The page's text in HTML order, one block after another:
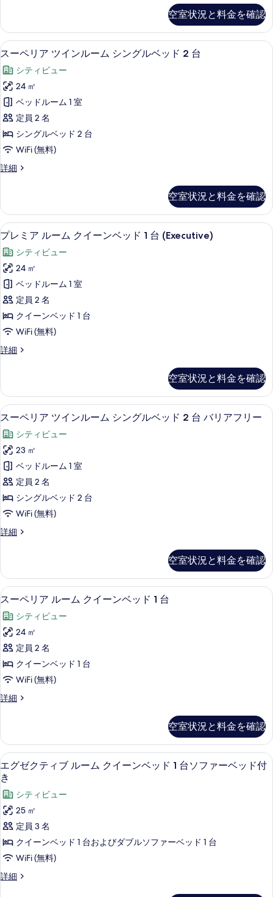
ク
イ
ー
ン
ベ
ッ
ド
1
台
の
て
の
写
真
を
表
示
す
る
テ
ィ
ブ
ー
ム
ク
イ
ー
ン
ベ
ッ
ド
1
詳
細
空室状況と料金を確認
ス
ー
ペ
リ
ア
ツ
イ
ル
ム
シ
ン
グ
ル
ベ
ッ
ド
2
台
べ
て
の
写
真
を
表
示
す
る
スーペリア ツインルーム シングル
7
スーペリア ツインルーム シングルベッド 2 台
シティビュー
24 ㎡
ベッドルーム 1 室
定員 2 名
シングルベッド 2 台
WiFi (無料)
詳細
ス
ア
ツ
イ
ル
ー
ム
シ
ン
グ
ル
ベ
ッ
ド
の
詳
細
空室状況と料金を確認
プ
レ
ミ
ア
ル
ー
ム
イ
ン
ベ
ッ
ド
1
台
(Executive)
の
す
べ
写
真
を
表
示
す
る
プレミア ルーム クイーンベッド 1
7
プレミア ルーム クイーンベッド 1 台 (Executive)
シティビュー
24 ㎡
ベッドルーム 1 室
定員 2 名
クイーンベッド 1 台
WiFi (無料)
詳細
プ
ル
ー
ム
イ
ー
ン
ベ
ッ
ド
台
(Executive)
の
空室状況と料金を確認
ス
ー
ペ
リ
ア
ツ
イ
ル
ム
シ
ン
グ
ル
ベ
ッ
ド
2
リ
ア
フ
リ
ー
の
す
べ
て
スーペリア ツインルーム シングル
8
スーペリア ツインルーム シングルベッド 2 台 バリアフリー
シティビュー
23 ㎡
ベッドルーム 1 室
定員 2 名
シングルベッド 2 台
WiFi (無料)
詳細
ス
ア
ツ
イ
ル
ー
ム
シ
ン
グ
ル
ベ
台
バ
リ
ア
フ
リ
ー
の
詳
細
空室状況と料金を確認
ス
ー
ペ
リ
ア
ル
ム
イ
ー
ン
ベ
ッ
ド
1
台
の
す
セーフティボックス (室内)、デスク
8
スーペリア ルーム クイーンベッド 1 台
シティビュー
24 ㎡
定員 2 名
クイーンベッド 1 台
WiFi (無料)
詳細
ス
ア
ル
ー
ム
ク
イ
ー
ン
ベ
ッ
台
の
空室状況と料金を確認
エ
グ
ゼ
ク
テ
ィ
ブ
ル
セーフティボックス (室内)、デスク
8
エグゼクティブ ルーム クイーンベッド 1 台ソファーベッド付
き
シティビュー
25 ㎡
定員 3 名
クイーンベッド 1 台およびダブルソファーベッド 1 台
WiFi (無料)
詳細
エ